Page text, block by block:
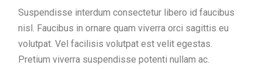
Suspendisse interdum consectetur libero id faucibus
nisl. Faucibus in ornare quam viverra orci sagittis eu
volutpat. Vel facilisis volutpat est velit egestas.
Pretium viverra suspendisse potenti nullam ac.